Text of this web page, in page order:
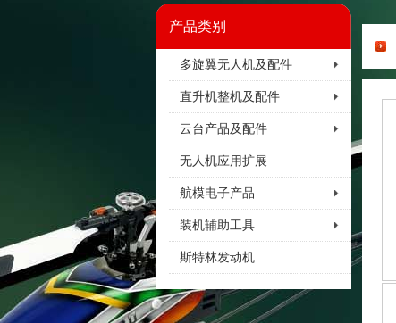
产品类别
多旋翼无人机及配件
直升机整机及配件
云台产品及配件
无人机应用扩展
航模电子产品
装机辅助工具
斯特林发动机